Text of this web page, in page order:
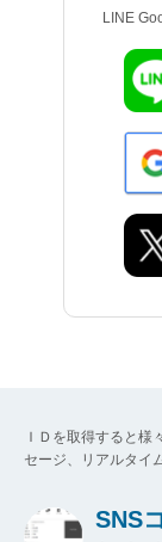
LINE
ＩＤを取得すると様
セージ、リアルタイ
SNS